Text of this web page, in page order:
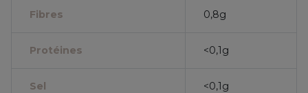
Fibres 0,8g
Protéines <0,1g
Sel <0,1g